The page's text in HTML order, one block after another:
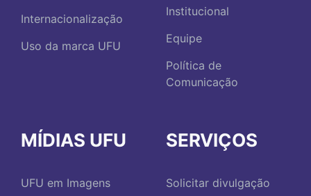
Internacionalização
Uso da marca UFU
Institucional
Equipe
Política de
Comunicação
MÍDIAS UFU
UFU em Imagens
SERVIÇOS
Solicitar divulgação